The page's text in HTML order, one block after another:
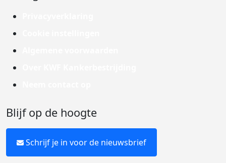
Blijf op de hoogte
Schrijf je in voor de nieuwsbrief